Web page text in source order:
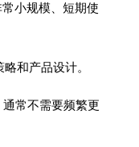
常小规模、短期使
和产品设计。
常不需要频繁更